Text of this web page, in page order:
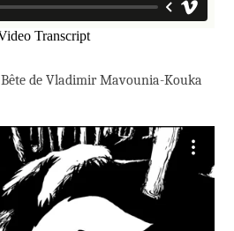
de Vladimir Mavounia-Kouka